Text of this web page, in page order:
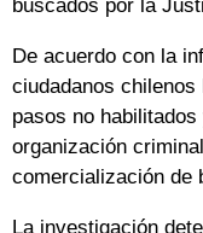
buscados por la
De acuerdo con la
ciudadanos
pasos no
organización
comercialización de
La investigación